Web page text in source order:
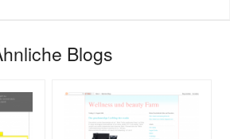
Blogs